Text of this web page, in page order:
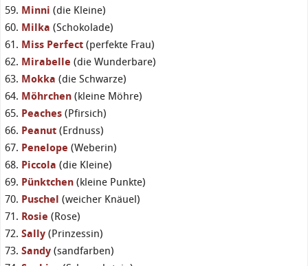
Minni (die Kleine)
Milka (Schokolade)
Miss Perfect (perfekte Frau)
Mirabelle (die Wunderbare)
Mokka (die Schwarze)
Möhrchen (kleine Möhre)
Peaches (Pfirsich)
Peanut (Erdnuss)
Penelope (Weberin)
Piccola (die Kleine)
Pünktchen (kleine Punkte)
Puschel (weicher Knäuel)
Rosie (Rose)
Sally (Prinzessin)
Sandy (sandfarben)